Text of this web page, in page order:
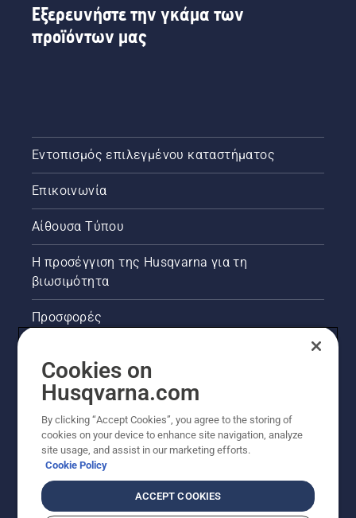
Εξερευνήστε την γκάμα των
προϊόντων μας
Εντοπισμός επιλεγμένου καταστήματος
Επικοινωνία
Αίθουσα Τύπου
Η προσέγγιση της Husqvarna για τη
βιωσιμότητα
Προσφορές
Άλλοι ιστότοποι Husqvarna
Cookies on
Husqvarna.com
By clicking “Accept Cookies”, you agree to the storing of
cookies on your device to enhance site navigation, analyze
site usage, and assist in our marketing efforts.
Cookie Policy
ACCEPT COOKIES